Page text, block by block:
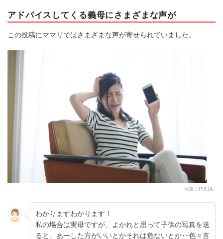
アドバイスしてくる義母にさまざまな声が
この投稿にママリではさまざまな声が寄せられていました。
写真：PIXTA
わかりますわかります！
私の場合は実母ですが、よかれと思って子供の写真を送
ると、あーした方がいいとかそれは危ないとか‥色々言